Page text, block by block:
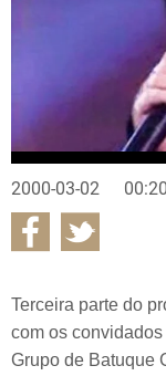
2000-03-02
Terceira parte do
com os
Grupo de Batuque